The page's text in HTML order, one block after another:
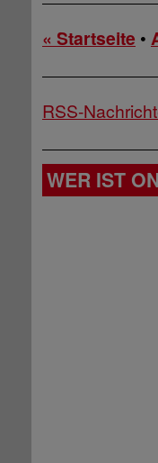
« Startseite •
RSS-
WER IST